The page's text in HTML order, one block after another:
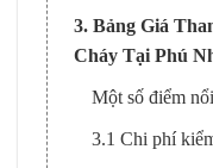
3. Bảng Giá
Cháy Tại Phú
Một số điểm
3.1 Chi phí